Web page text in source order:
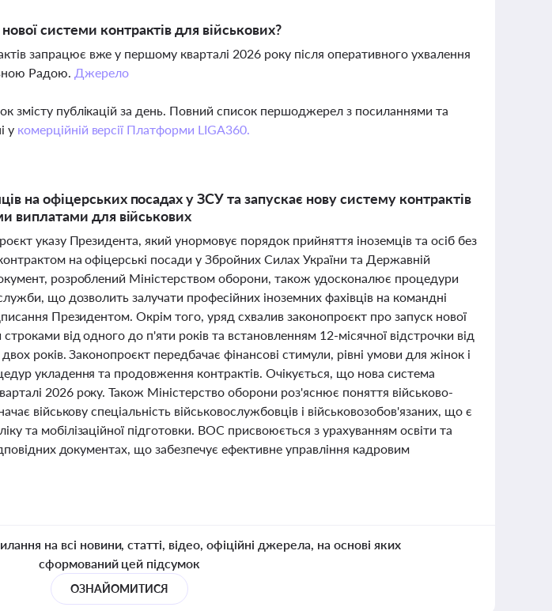
системи контрактів для військових?
запрацює вже у першому кварталі 2026 року після оперативного ухвалення
Радою. Джерело
змісту публікацій за день. Повний список першоджерел з посиланнями та
у комерційній версії Платформи LIGA360.
на офіцерських посадах у ЗСУ та запускає нову систему контрактів
виплатами для військових
указу Президента, який унормовує порядок прийняття іноземців та осіб без
на офіцерські посади у Збройних Силах України та Державній
розроблений Міністерством оборони, також удосконалює процедури
що дозволить залучати професійних іноземних фахівців на командні
Президентом. Окрім того, уряд схвалив законопроєкт про запуск нової
від одного до п'яти років та встановленням 12-місячної відстрочки від
років. Законопроєкт передбачає фінансові стимули, рівні умови для жінок і
укладення та продовження контрактів. Очікується, що нова система
2026 року. Також Міністерство оборони роз'яснює поняття військово-
військову спеціальність військовослужбовців і військовозобов'язаних, що є
та мобілізаційної підготовки. ВОС присвоюється з урахуванням освіти та
документах, що забезпечує ефективне управління кадровим
на всі новини, статті, відео, офіційні джерела, на основі яких
сформований цей підсумок
ОЗНАЙОМИТИСЯ